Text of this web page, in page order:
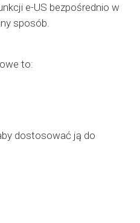
e-US bezpośrednio w
sposób.
to:
dostosować ją do